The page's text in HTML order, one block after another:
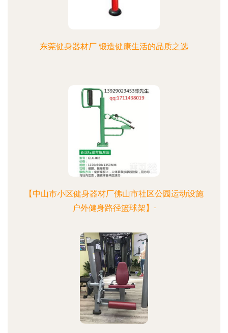
东莞健身器材厂 锻造健康生活的品质之选
【中山市小区健身器材厂佛山市社区公园运动设施
户外健身路径篮球架】-